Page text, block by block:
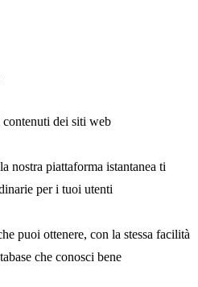
dei siti web
nostra piattaforma istantanea ti
per i tuoi utenti
puoi ottenere, con la stessa facilità
che conosci bene